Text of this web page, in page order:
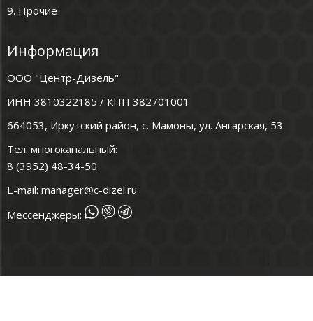
9. Прочие
Информация
ООО "Центр-Дизель"
ИНН 3810322185 / КПП 382701001
664053, Иркутский район, с. Мамоны, ул. Ангарская, 53
Тел. многоканальный:
8 (3952) 48-34-50
E-mail: manager@c-dizel.ru
Мессенджеры: